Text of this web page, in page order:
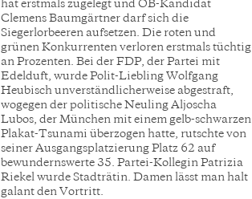
hat erstmals zugelegt und OB-Kandidat
Clemens Baumgärtner darf sich die
Siegerlorbeeren aufsetzen. Die roten und
grünen Konkurrenten verloren erstmals tüchtig
an Prozenten. Bei der FDP, der Partei mit
Edelduft, wurde Polit-Liebling Wolfgang
Heubisch unverständlicherweise abgestraft,
wogegen der politische Neuling Aljoscha
Lubos, der München mit einem gelb-schwarzen
Plakat-Tsunami überzogen hatte, rutschte von
seiner Ausgangsplatzierung Platz 62 auf
bewundernswerte 35. Partei-Kollegin Patrizia
Riekel wurde Stadträtin. Damen lässt man halt
galant den Vortritt.